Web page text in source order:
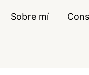
Sobre mí